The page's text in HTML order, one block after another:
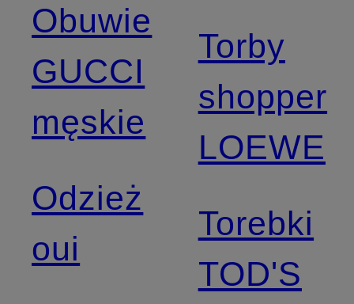
Obuwie
GUCCI
męskie
Odzież
oui
Torby
shopper
LOEWE
Torebki
TOD'S